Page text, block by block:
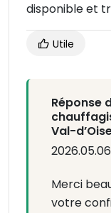
disponible et
Utile
Réponse
Val-
2026.05.06
Merci
votre